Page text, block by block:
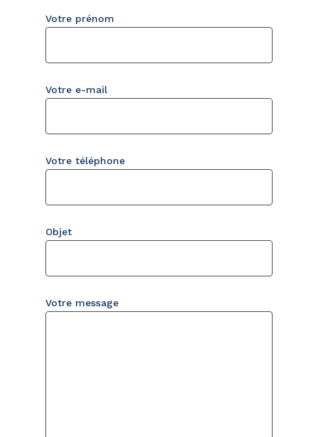
Votre prénom
Votre e-mail
Votre téléphone
Objet
Votre message